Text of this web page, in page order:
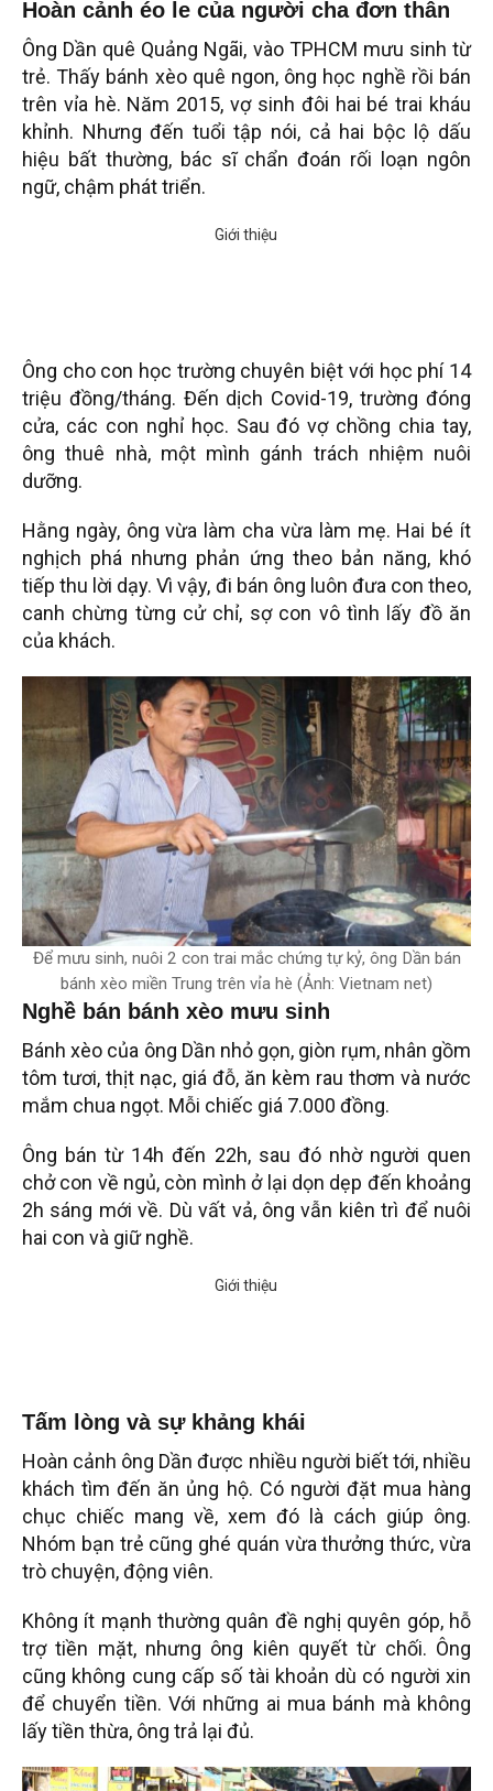
Hoàn cảnh éo le của người cha đơn thân
Ông Dần quê Quảng Ngãi, vào TPHCM mưu sinh từ
trẻ. Thấy bánh xèo quê ngon, ông học nghề rồi bán
trên vỉa hè. Năm 2015, vợ sinh đôi hai bé trai kháu
khỉnh. Nhưng đến tuổi tập nói, cả hai bộc lộ dấu
hiệu bất thường, bác sĩ chẩn đoán rối loạn ngôn
ngữ, chậm phát triển.
Ông cho con học trường chuyên biệt với học phí 14
triệu đồng/tháng. Đến dịch Covid-19, trường đóng
cửa, các con nghỉ học. Sau đó vợ chồng chia tay,
ông thuê nhà, một mình gánh trách nhiệm nuôi
dưỡng.
Hằng ngày, ông vừa làm cha vừa làm mẹ. Hai bé ít
nghịch phá nhưng phản ứng theo bản năng, khó
tiếp thu lời dạy. Vì vậy, đi bán ông luôn đưa con theo,
canh chừng từng cử chỉ, sợ con vô tình lấy đồ ăn
của khách.
Để mưu sinh, nuôi 2 con trai mắc chứng tự kỷ, ông Dần bán
bánh xèo miền Trung trên vỉa hè (Ảnh: Vietnam net)
Nghề bán bánh xèo mưu sinh
Bánh xèo của ông Dần nhỏ gọn, giòn rụm, nhân gồm
tôm tươi, thịt nạc, giá đỗ, ăn kèm rau thơm và nước
mắm chua ngọt. Mỗi chiếc giá 7.000 đồng.
Ông bán từ 14h đến 22h, sau đó nhờ người quen
chở con về ngủ, còn mình ở lại dọn dẹp đến khoảng
2h sáng mới về. Dù vất vả, ông vẫn kiên trì để nuôi
hai con và giữ nghề.
Tấm lòng và sự khảng khái
Hoàn cảnh ông Dần được nhiều người biết tới, nhiều
khách tìm đến ăn ủng hộ. Có người đặt mua hàng
chục chiếc mang về, xem đó là cách giúp ông.
Nhóm bạn trẻ cũng ghé quán vừa thưởng thức, vừa
trò chuyện, động viên.
Không ít mạnh thường quân đề nghị quyên góp, hỗ
trợ tiền mặt, nhưng ông kiên quyết từ chối. Ông
cũng không cung cấp số tài khoản dù có người xin
để chuyển tiền. Với những ai mua bánh mà không
lấy tiền thừa, ông trả lại đủ.